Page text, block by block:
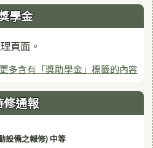
學金
頁面。
更多含有「獎助學金」標籤的內容
修通報
設備之報修) 中等